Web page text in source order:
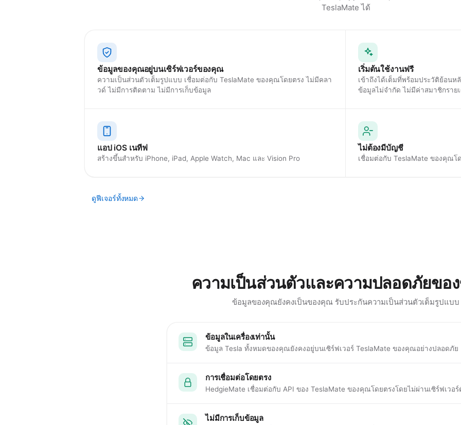
TeslaMate ได้
ข้อมูลของคุณอยู่บนเซิร์ฟเวอร์ของคุณ
ความเป็นส่วนตัวเต็มรูปแบบ เชื่อมต่อกับ TeslaMate ของคุณโดยตรง ไม่มีคลา
วด์ ไม่มีการติดตาม ไม่มีการเก็บข้อมูล
เริ่มต้นใช้งานฟรี
เข้าถึงได้เต็มที่พร้อมประวัติย้อนห
ข้อมูลไม่จำกัด ไม่มีค่าสมาชิกราย
แอป iOS เนทีฟ
สร้างขึ้นสำหรับ iPhone, iPad, Apple Watch, Mac และ Vision Pro
ไม่ต้องมีบัญชี
เชื่อมต่อกับ TeslaMate ของคุณโ
ดูฟีเจอร์ทั้งหมด
ความเป็นส่วนตัวและความปลอดภัยขอ
ข้อมูลของคุณยังคงเป็นของคุณ รับประกันความเป็นส่วนตัวเต็มรูปแบบ
ข้อมูลในเครื่องเท่านั้น
ข้อมูล Tesla ทั้งหมดของคุณยังคงอยู่บนเซิร์ฟเวอร์ TeslaMate ของคุณอย่างปลอดภัย
การเชื่อมต่อโดยตรง
HedgieMate เชื่อมต่อกับ API ของ TeslaMate ของคุณโดยตรงโดยไม่ผ่านเซิร์ฟเวอร์
ไม่มีการเก็บข้อมูล